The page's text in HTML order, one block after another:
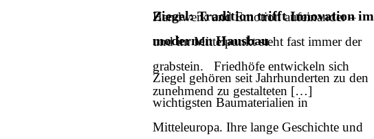
Handwerk und Emotion aufeinander –
und im Mittelpunkt steht fast immer der
grabstein. ​ ​ Friedhöfe entwickeln sich
zunehmend zu gestalteten […]
Ziegel: Tradition trifft Innovation im
modernen Hausbau
Ziegel gehören seit Jahrhunderten zu den
wichtigsten Baumaterialien in
Mitteleuropa. Ihre lange Geschichte und